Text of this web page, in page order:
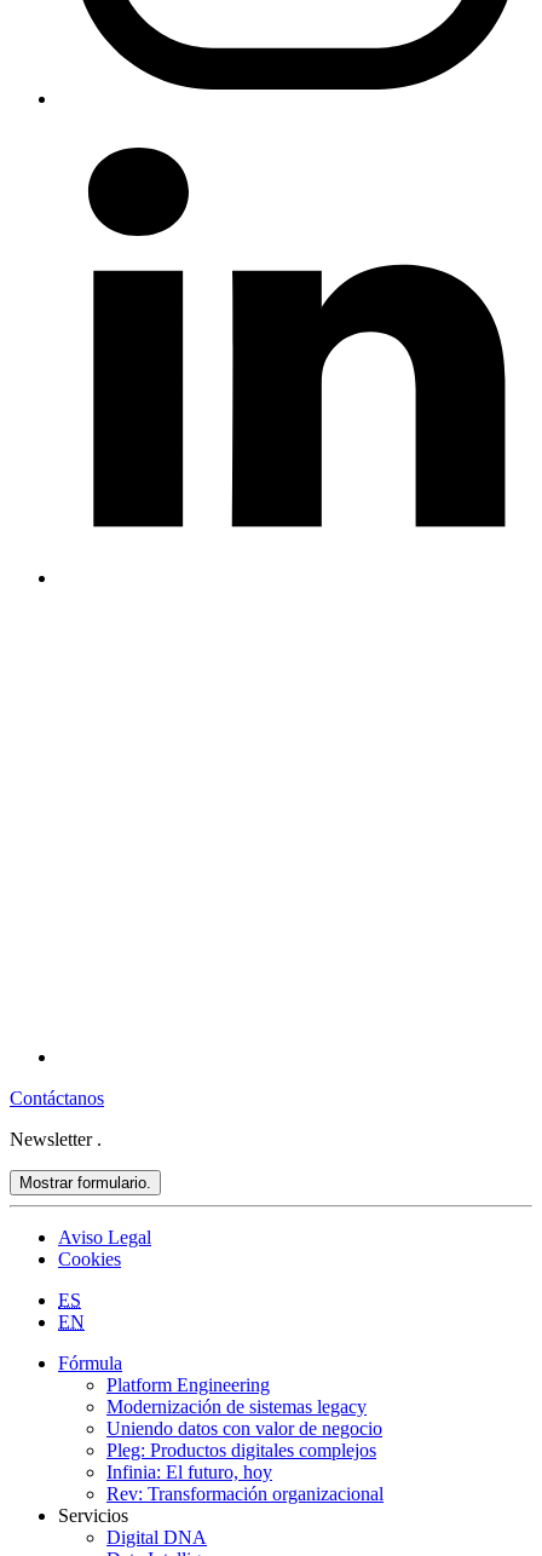
Contáctanos
Newsletter .
Mostrar formulario.
Aviso Legal
Cookies
ES
EN
Fórmula
Platform Engineering
Modernización de sistemas legacy
Uniendo datos con valor de negocio
Pleg: Productos digitales complejos
Infinia: El futuro, hoy
Rev: Transformación organizacional
Servicios
Digital DNA